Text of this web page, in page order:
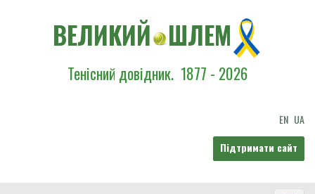
ВЕЛИКИЙ ШЛЕМ
Тенісний довідник. 1877 - 2026
EN UA
Підтримати сайт